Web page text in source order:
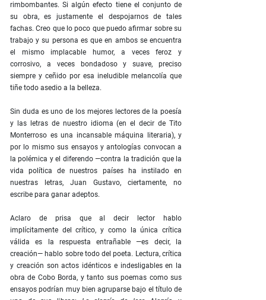
rimbombantes. Si algún efecto tiene el conjunto de
su obra, es justamente el despojarnos de tales
fachas. Creo que lo poco que puedo afirmar sobre su
trabajo y su persona es que en ambos se encuentra
el mismo implacable humor, a veces feroz y
corrosivo, a veces bondadoso y suave, preciso
siempre y ceñido por esa ineludible melancolía que
tiñe todo asedio a la belleza.
Sin duda es uno de los mejores lectores de la poesía
y las letras de nuestro idioma (en el decir de Tito
Monterroso es una incansable máquina literaria), y
por lo mismo sus ensayos y antologías convocan a
la polémica y el diferendo —contra la tradición que la
vida política de nuestros países ha instilado en
nuestras letras, Juan Gustavo, ciertamente, no
escribe para ganar adeptos.
Aclaro de prisa que al decir lector hablo
implícitamente del crítico, y como la única crítica
válida es la respuesta entrañable —es decir, la
creación— hablo sobre todo del poeta. Lectura, crítica
y creación son actos idénticos e indesligables en la
obra de Cobo Borda, y tanto sus poemas como sus
ensayos podrían muy bien agruparse bajo el título de